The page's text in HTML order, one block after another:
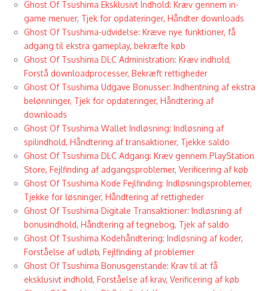
Ghost Of Tsushima Eksklusivt Indhold: Kræv gennem in-
game menuer, Tjek for opdateringer, Håndter downloads
Ghost Of Tsushima-udvidelse: Kræve nye funktioner, få
adgang til ekstra gameplay, bekræfte køb
Ghost Of Tsushima DLC Administration: Kræv indhold,
Forstå downloadprocesser, Bekræft rettigheder
Ghost Of Tsushima Udgave Bonusser: Indhentning af ekstra
belønninger, Tjek for opdateringer, Håndtering af
downloads
Ghost Of Tsushima Wallet Indløsning: Indløsning af
spilindhold, Håndtering af transaktioner, Tjekke saldo
Ghost Of Tsushima DLC Adgang: Kræv gennem PlayStation
Store, Fejlfinding af adgangsproblemer, Verificering af køb
Ghost Of Tsushima Kode Fejlfinding: Indløsningsproblemer,
Tjekke for løsninger, Håndtering af rettigheder
Ghost Of Tsushima Digitale Transaktioner: Indløsning af
bonusindhold, Håndtering af tegnebog, Tjek af saldo
Ghost Of Tsushima Kodehåndtering: Indløsning af koder,
Forståelse af udløb, Fejlfinding af problemer
Ghost Of Tsushima Bonusgenstande: Krav til at få
eksklusivt indhold, Forståelse af krav, Verificering af køb